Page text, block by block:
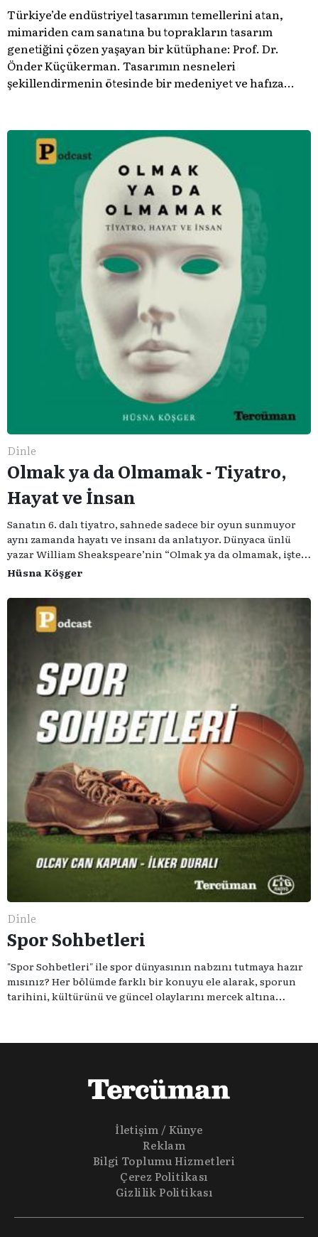
Türkiye’de endüstriyel tasarımın temellerini atan,
mimariden cam sanatına bu toprakların tasarım
genetiğini çözen yaşayan bir kütüphane: Prof. Dr.
Önder Küçükerman. ​Tasarımın nesneleri
şekillendirmenin ötesinde bir medeniyet ve hafıza
Dinle
Olmak ya da Olmamak - Tiyatro,
Hayat ve İnsan
Sanatın 6. dalı tiyatro, sahnede sadece bir oyun sunmuyor
aynı zamanda hayatı ve insanı da anlatıyor. Dünyaca ünlü
yazar William Sheakspeare’nin “Olmak ya da olmamak, işte
bütün mesele bu” sözünden ilham aldığımız podcast
serimizde; tiyatroyu, alanının uzman isimleriyle
konuşuyoruz..
Hüsna Köşger
Dinle
Spor Sohbetleri
"Spor Sohbetleri" ile spor dünyasının nabzını tutmaya hazır
mısınız? Her bölümde farklı bir konuyu ele alarak, sporun
tarihini, kültürünü ve güncel olaylarını mercek altına
olmadığına inananlardansanız "Spor Sohbetleri" tam size
İletişim / Künye
Reklam
Bilgi Toplumu Hizmetleri
Çerez Politikası
Gizlilik Politikası